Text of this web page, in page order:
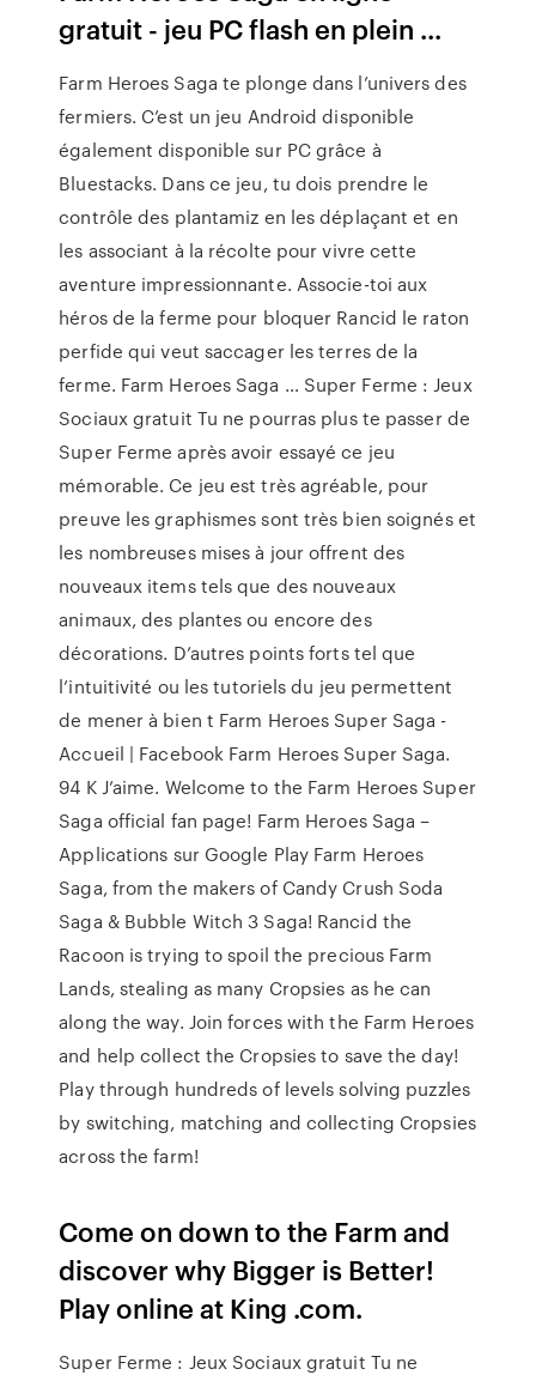
gratuit - jeu PC flash en plein ...
Farm Heroes Saga te plonge dans l’univers des
fermiers. C’est un jeu Android disponible
également disponible sur PC grâce à
Bluestacks. Dans ce jeu, tu dois prendre le
contrôle des plantamiz en les déplaçant et en
les associant à la récolte pour vivre cette
aventure impressionnante. Associe-toi aux
héros de la ferme pour bloquer Rancid le raton
perfide qui veut saccager les terres de la
ferme. Farm Heroes Saga … Super Ferme : Jeux
Sociaux gratuit Tu ne pourras plus te passer de
Super Ferme après avoir essayé ce jeu
mémorable. Ce jeu est très agréable, pour
preuve les graphismes sont très bien soignés et
les nombreuses mises à jour offrent des
nouveaux items tels que des nouveaux
animaux, des plantes ou encore des
décorations. D’autres points forts tel que
l’intuitivité ou les tutoriels du jeu permettent
de mener à bien t Farm Heroes Super Saga -
Accueil | Facebook Farm Heroes Super Saga.
94 K J’aime. Welcome to the Farm Heroes Super
Saga official fan page! Farm Heroes Saga –
Applications sur Google Play Farm Heroes
Saga, from the makers of Candy Crush Soda
Saga & Bubble Witch 3 Saga! Rancid the
Racoon is trying to spoil the precious Farm
Lands, stealing as many Cropsies as he can
along the way. Join forces with the Farm Heroes
and help collect the Cropsies to save the day!
Play through hundreds of levels solving puzzles
by switching, matching and collecting Cropsies
across the farm!
Come on down to the Farm and
discover why Bigger is Better!
Play online at King .com.
Super Ferme : Jeux Sociaux gratuit Tu ne